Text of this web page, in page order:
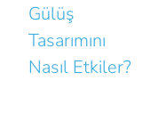
Bozan Küçük
Hatalar